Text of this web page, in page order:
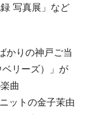
写真展」など
かりの神戸ご当
リーズ）」が
曲
ットの金子茉由